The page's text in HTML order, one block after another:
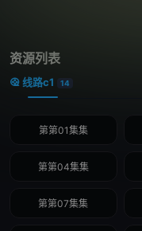
庭游戏”，赶走了五位老师
资源列表
线路c1 14
第第01集集
第第04集集
第第07集集